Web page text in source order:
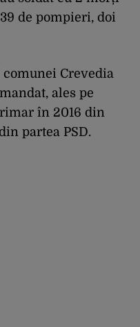
de pompieri, doi
Crevedia
ales pe
în 2016 din
partea PSD.